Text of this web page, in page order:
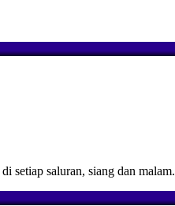
setiap saluran, siang dan malam.